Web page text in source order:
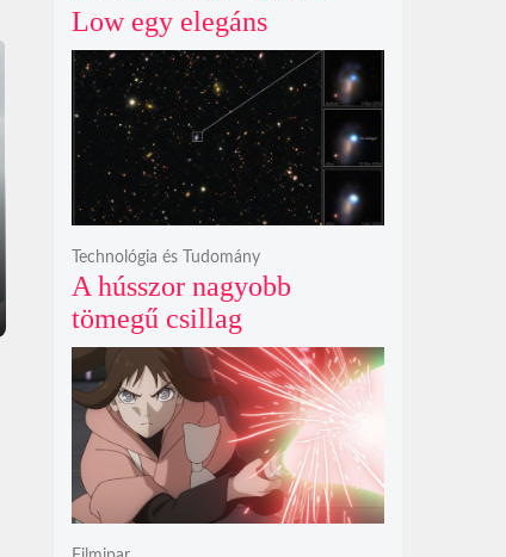
Low egy elegáns
világosbarna
színváltozatban bukkant
fel újra
A hússzor nagyobb
tömegű csillag
szupernóvájának rejtélyes
első fényét gamma-kitörés
nélkül kapták lencsevégre
a Föld obszervatóriumai
Technológia és Tudomány